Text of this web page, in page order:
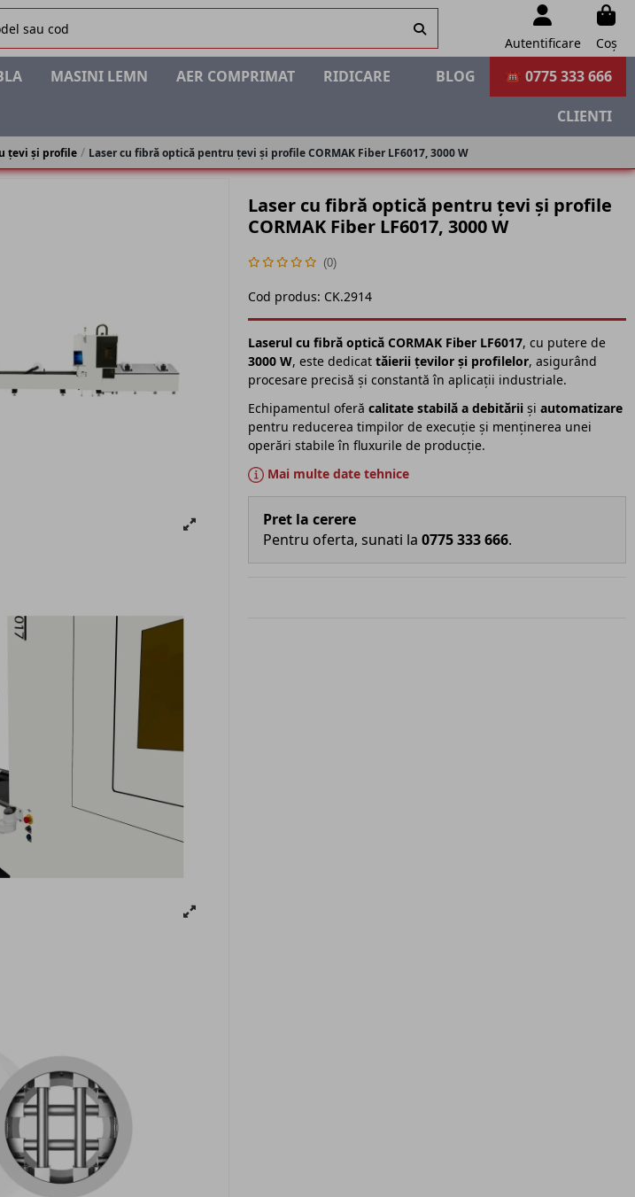
Autentificare Coș
☎ 0775 333 666
MASINI LEMN AER COMPRIMAT RIDICARE BLOG
CLIENTI
țevi și profile Laser cu fibră optică pentru țevi și profile CORMAK Fiber LF6017, 3000 W
Laser cu fibră optică pentru țevi și profile
CORMAK Fiber LF6017, 3000 W
(0)
Cod produs: CK.2914
Laserul cu fibră optică CORMAK Fiber LF6017, cu putere de
3000 W, este dedicat tăierii țevilor și profilelor, asigurând
procesare precisă și constantă în aplicații industriale.
Echipamentul oferă calitate stabilă a debităriiși automatizare
pentru reducerea timpilor de execuție și menținerea unei
operări stabile în fluxurile de producție.
Mai multe date tehnice
Pret la cerere
Pentru oferta, sunati la 0775 333 666.